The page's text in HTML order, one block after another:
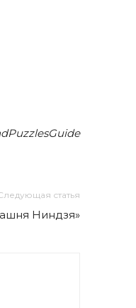
статья
Ниндзя»